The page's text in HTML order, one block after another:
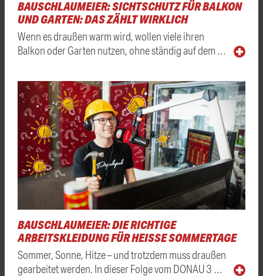
BAUSCHLAUMEIER: SICHTSCHUTZ FÜR BALKON
UND GARTEN: DAS ZÄHLT WIRKLICH
Wenn es draußen warm wird, wollen viele ihren
Balkon oder Garten nutzen, ohne ständig auf dem …
BAUSCHLAUMEIER: DIE RICHTIGE
ARBEITSKLEIDUNG FÜR HEISSE SOMMERTAGE
Sommer, Sonne, Hitze – und trotzdem muss draußen
gearbeitet werden. In dieser Folge vom DONAU 3 …